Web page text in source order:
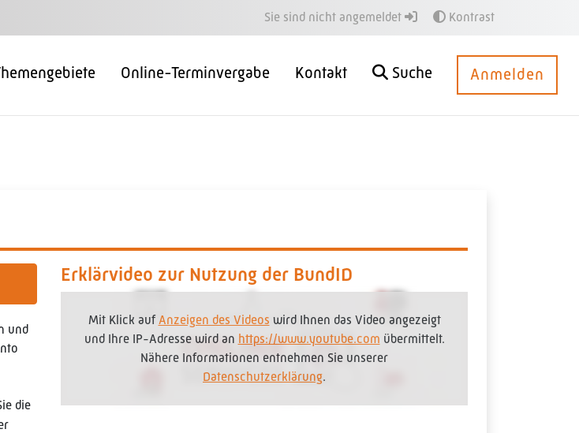
Sie sind nicht angemeldet Kontrast
Online-Terminvergabe Kontakt Suche Anmelden
und
die
Erklärvideo zur Nutzung der BundID
Mit Klick aufAnzeigen des Videos wird Ihnen das Video angezeigt
und Ihre IP-Adresse wird an https://www.youtube.com übermittelt.
Nähere Informationen entnehmen Sie unserer
Datenschutzerklärung.